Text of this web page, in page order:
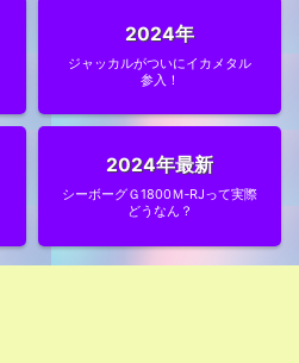
2024年
ジャッカルがついにイカメタル
参入！
2024年最新
シーボーグＧ1800Ｍ‐RJって実際
どうなん？